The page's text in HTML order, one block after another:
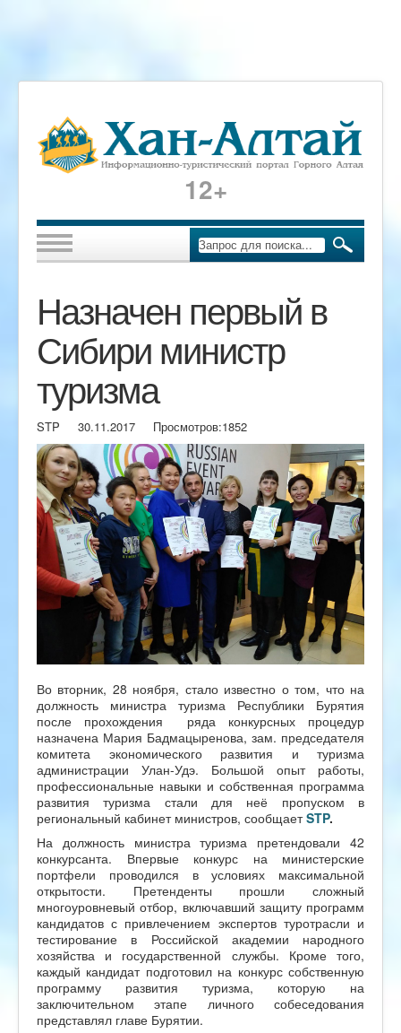
12+
Назначен первый в
Сибири министр
туризма
STP 30.11.2017 Просмотров:1852
Во вторник, 28 ноября, стало известно о том, что на
должность министра туризма Республики Бурятия
после прохождения ряда конкурсных процедур
назначена Мария Бадмацыренова, зам. председателя
комитета экономического развития и туризма
администрации Улан-Удэ. Большой опыт работы,
профессиональные навыки и собственная программа
развития туризма стали для неё пропуском в
региональный кабинет министров, сообщаетSTP.
На должность министра туризма претендовали 42
конкурсанта. Впервые конкурс на министерские
портфели проводился в условиях максимальной
открытости. Претенденты прошли сложный
многоуровневый отбор, включавший защиту программ
кандидатов с привлечением экспертов туротрасли и
тестирование в Российской академии народного
хозяйства и государственной службы. Кроме того,
каждый кандидат подготовил на конкурс собственную
программу развития туризма, которую на
заключительном этапе личного собеседования
представлял главе Бурятии.